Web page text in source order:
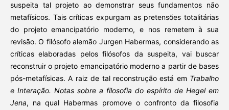
suspeita tal projeto ao demonstrar seus fundamentos não
metafísicos. Tais críticas expurgam as pretensões totalitárias
do projeto emancipatório moderno, e nos remetem à sua
revisão. O filósofo alemão Jurgen Habermas, considerando as
críticas elaboradas pelos filósofos da suspeita, vai buscar
reconstruir o projeto emancipatório moderno a partir de bases
pós-metafísicas. A raiz de tal reconstrução está em Trabalho
e Interação. Notas sobre a filosofia do espírito de Hegel em
Jena, na qual Habermas promove o confronto da filosofia